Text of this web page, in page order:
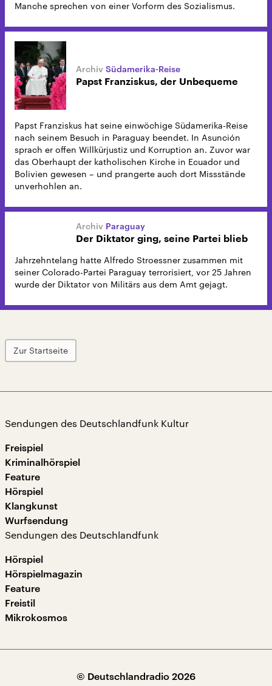
Manche sprechen von einer Vorform des Sozialismus.
Südamerika-Reise
Papst Franziskus, der Unbequeme
Papst Franziskus hat seine einwöchige Südamerika-Reise
nach seinem Besuch in Paraguay beendet. In Asunción
sprach er offen Willkürjustiz und Korruption an. Zuvor war
das Oberhaupt der katholischen Kirche in Ecuador und
Bolivien gewesen – und prangerte auch dort Missstände
unverhohlen an.
Paraguay
Der Diktator ging, seine Partei blieb
Jahrzehntelang hatte Alfredo Stroessner zusammen mit
seiner Colorado-Partei Paraguay terrorisiert, vor 25 Jahren
wurde der Diktator von Militärs aus dem Amt gejagt.
Zur Startseite
Sendungen des Deutschlandfunk Kultur
Freispiel
Kriminalhörspiel
Feature
Hörspiel
Klangkunst
Wurfsendung
Sendungen des Deutschlandfunk
Hörspiel
Hörspielmagazin
Feature
Freistil
Mikrokosmos
© Deutschlandradio 2026